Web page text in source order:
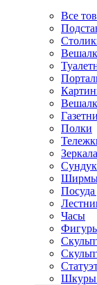
Все
Полки
Зеркала
Часы
Шкуры